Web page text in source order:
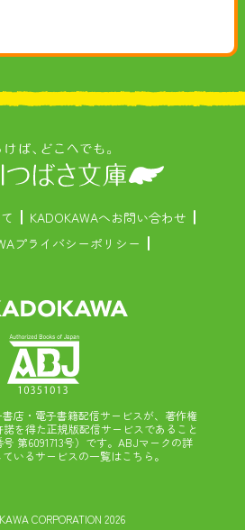
KADOKAWAへお問い合わせ
プライバシーポリシー
店・電子書籍配信サービスが、著作権
を得た正規版配信サービスであること
第6091713号）です。ABJマークの詳
いるサービスの一覧はこちら。
CORPORATION 2026